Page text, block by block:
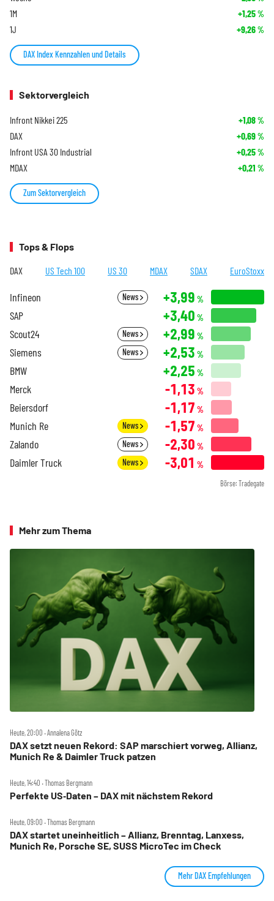
1M +1,25%
1J +9,26%
DAX Index Kennzahlen und Details
Sektorvergleich
Infront Nikkei 225 +1,08%
DAX +0,69%
Infront USA 30 Industrial +0,25%
MDAX +0,21 %
Zum Sektorvergleich
Tops & Flops
DAX US Tech 100 US 30 MDAX SDAX EuroStoxx
Infineon News +3,99 %
SAP +3,40 %
Scout24 News +2,99 %
Siemens News +2,53 %
BMW +2,25 %
Merck -1,13 %
Beiersdorf -1,17 %
Munich Re News -1,57 %
Zalando News -2,30 %
Daimler Truck News -3,01 %
Börse: Tradegate
Mehr zum Thema
Heute, 20:00 ‧ Annalena Götz
DAX setzt neuen Rekord: SAP marschiert vorweg, Allianz,
Munich Re & Daimler Truck patzen
Heute, 14:40 ‧ Thomas Bergmann
Perfekte US‑Daten – DAX mit nächstem Rekord
Heute, 09:00 ‧ Thomas Bergmann
DAX startet uneinheitlich – Allianz, Brenntag, Lanxess,
Munich Re, Porsche SE, SUSS MicroTec im Check
Mehr DAX Empfehlungen